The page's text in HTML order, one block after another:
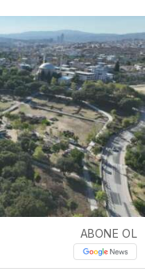
ABONE OL